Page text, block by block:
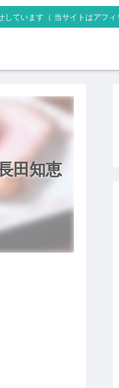
ています（ 当サイトはアフィ
田知恵